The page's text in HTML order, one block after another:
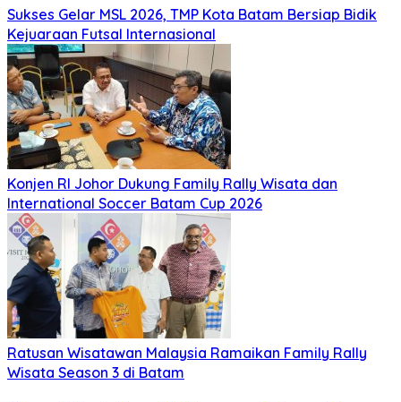
Sukses Gelar MSL 2026, TMP Kota Batam Bersiap Bidik
Kejuaraan Futsal Internasional
Konjen RI Johor Dukung Family Rally Wisata dan
International Soccer Batam Cup 2026
Ratusan Wisatawan Malaysia Ramaikan Family Rally
Wisata Season 3 di Batam